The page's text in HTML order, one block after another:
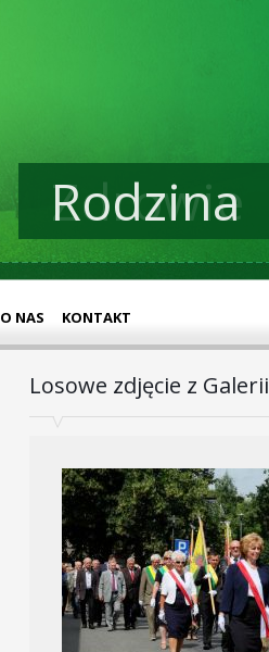
Rodzina
Zdrowie
O NAS KONTAKT
Losowe zdjęcie z Galerii